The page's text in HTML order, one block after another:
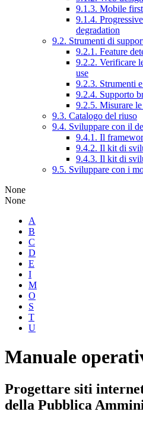
9.1.3. Mobile first
9.1.4.
degradation
9.2. Strumenti di
9.2.1. Feature
9.2.2. Verificare
use
9.2.3. Strumenti
9.2.4. Supporto
9.2.5. Misurare
9.3. Catalogo del riuso
9.4. Sviluppare con il
9.4.1. Il
9.4.2. Il kit di
9.4.3. Il kit di
9.5. Sviluppare con i
None
None
A
B
C
D
E
I
M
O
S
T
U
Manuale
Progettare siti
della Pubblica